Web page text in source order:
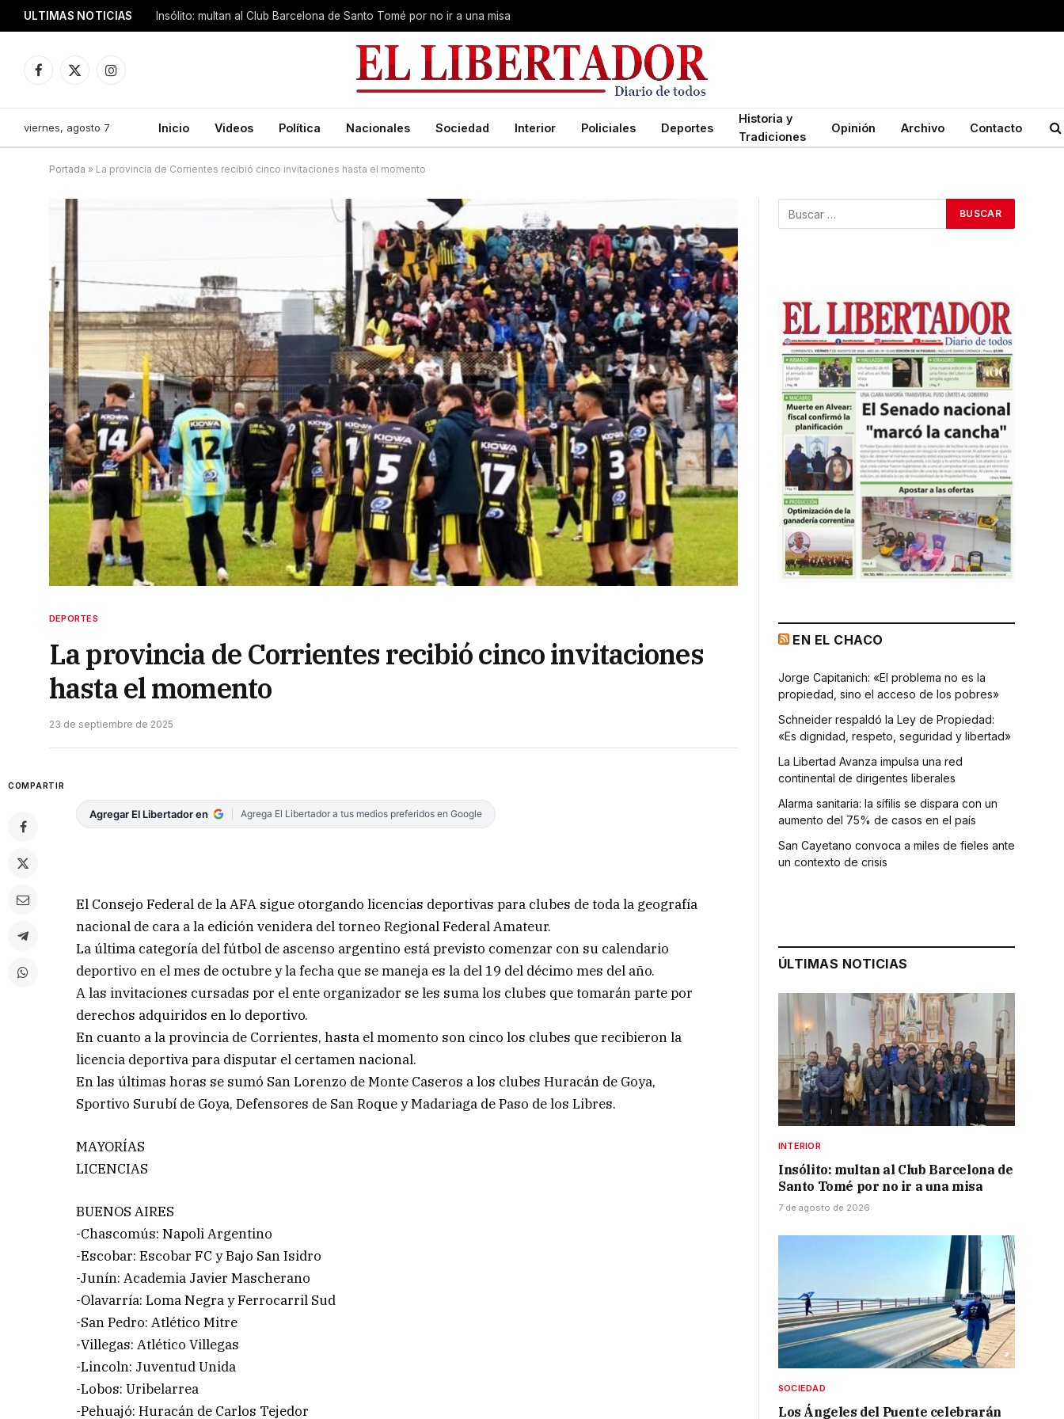
ULTIMAS NOTICIAS Insólito: multan al Club Barcelona de Santo Tomé por no ir a una misa
Facebook
X
Instagram
viernes, agosto 7 Inicio Videos Política Nacionales Sociedad Interior Policiales Deportes
Historia y
Tradiciones
Opinión Archivo Contacto
Portada » La provincia de Corrientes recibió cinco invitaciones hasta el momento
DEPORTES
La provincia de Corrientes recibió cinco invitaciones
hasta el momento
23 de septiembre de 2025
COMPARTIR
Agregar El Libertador en Agrega El Libertador a tus medios preferidos en Google
El Consejo Federal de la AFA sigue otorgando licencias deportivas para clubes de toda la geografía
nacional de cara a la edición venidera del torneo Regional Federal Amateur.
La última categoría del fútbol de ascenso argentino está previsto comenzar con su calendario
deportivo en el mes de octubre y la fecha que se maneja es la del 19 del décimo mes del año.
A las invitaciones cursadas por el ente organizador se les suma los clubes que tomarán parte por
derechos adquiridos en lo deportivo.
En cuanto a la provincia de Corrientes, hasta el momento son cinco los clubes que recibieron la
licencia deportiva para disputar el certamen nacional.
En las últimas horas se sumó San Lorenzo de Monte Caseros a los clubes Huracán de Goya,
Sportivo Surubí de Goya, Defensores de San Roque y Madariaga de Paso de los Libres.
MAYORÍAS
LICENCIAS
BUENOS AIRES
-Chascomús: Napoli Argentino
-Escobar: Escobar FC y Bajo San Isidro
-Junín: Academia Javier Mascherano
-Olavarría: Loma Negra y Ferrocarril Sud
-San Pedro: Atlético Mitre
-Villegas: Atlético Villegas
-Lincoln: Juventud Unida
-Lobos: Uribelarrea
-Pehuajó: Huracán de Carlos Tejedor
EN EL CHACO
Jorge Capitanich: «El problema no es la
propiedad, sino el acceso de los pobres»
Schneider respaldó la Ley de Propiedad:
«Es dignidad, respeto, seguridad y libertad»
La Libertad Avanza impulsa una red
continental de dirigentes liberales
Alarma sanitaria: la sífilis se dispara con un
aumento del 75% de casos en el país
San Cayetano convoca a miles de fieles ante
un contexto de crisis
ÚLTIMAS NOTICIAS
INTERIOR
Insólito: multan al Club Barcelona de
Santo Tomé por no ir a una misa
7 de agosto de 2026
SOCIEDAD
Los Ángeles del Puente celebrarán